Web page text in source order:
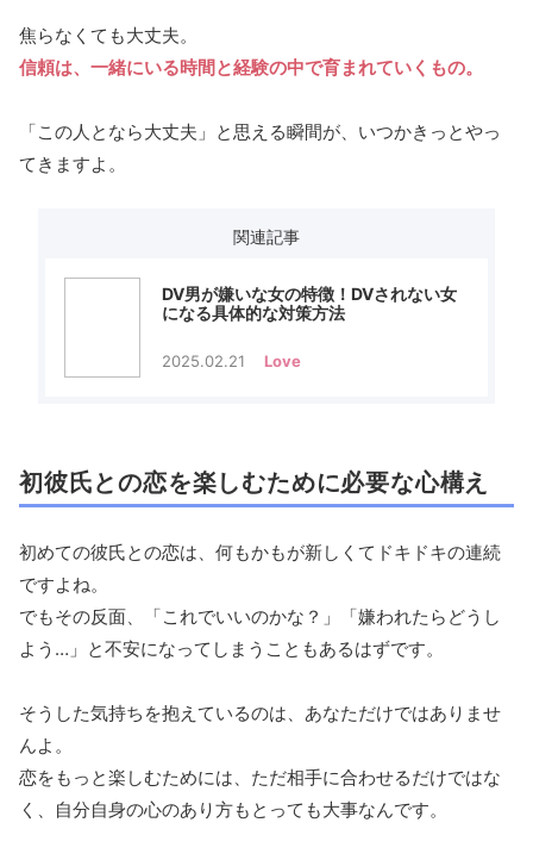
焦らなくても大丈夫。
信頼は、一緒にいる時間と経験の中で育まれていくもの。
「この人となら大丈夫」と思える瞬間が、いつかきっとやっ
てきますよ。
関連記事
DV男が嫌いな女の特徴！DVされない女
になる具体的な対策方法
2025.02.21 Love
初彼氏との恋を楽しむために必要な心構え
初めての彼氏との恋は、何もかもが新しくてドキドキの連続
ですよね。
でもその反面、「これでいいのかな？」「嫌われたらどうし
よう…」と不安になってしまうこともあるはずです。
そうした気持ちを抱えているのは、あなただけではありませ
んよ。
恋をもっと楽しむためには、ただ相手に合わせるだけではな
く、自分自身の心のあり方もとっても大事なんです。